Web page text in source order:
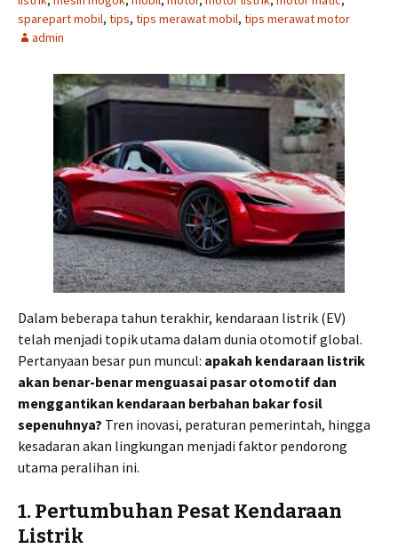
sparepart mobil, tips, tips merawat mobil, tips merawat motor
admin
Dalam beberapa tahun terakhir, kendaraan listrik (EV)
telah menjadi topik utama dalam dunia otomotif global.
Pertanyaan besar pun muncul: apakah kendaraan listrik
akan benar-benar menguasai pasar otomotif dan
menggantikan kendaraan berbahan bakar fosil
sepenuhnya? Tren inovasi, peraturan pemerintah, hingga
kesadaran akan lingkungan menjadi faktor pendorong
utama peralihan ini.
1. Pertumbuhan Pesat Kendaraan
Listrik